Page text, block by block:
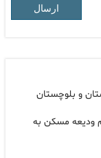
ارسال
و بلوچستان
ریال وام ودیعه مسکن به